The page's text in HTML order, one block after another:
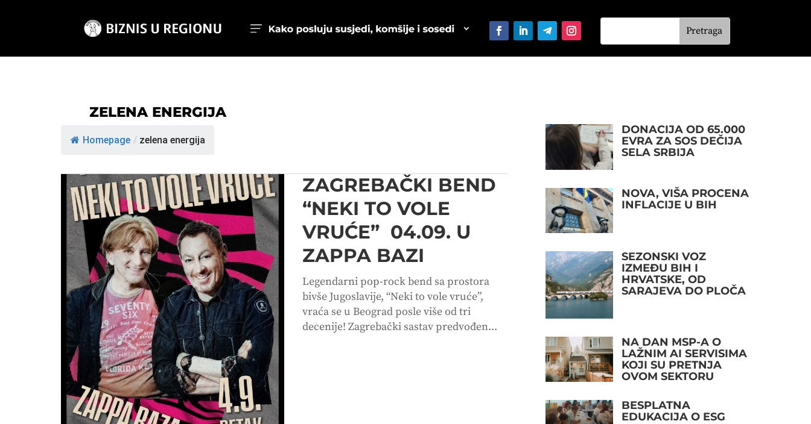
ZELENA ENERGIJA
Homepage / zelena energija
ZAGREBAČKI BEND
“NEKI TO VOLE
VRUĆE” 04.09. U
ZAPPA BAZI
Legendarni pop-rock bend sa prostora
bivše Jugoslavije, “Neki to vole vruće”,
vraća se u Beograd posle više od tri
decenije! Zagrebački sastav predvođen...
DONACIJA OD 65.000
EVRA ZA SOS DEČIJA
SELA SRBIJA
NOVA, VIŠA PROCENA
INFLACIJE U BIH
SEZONSKI VOZ
IZMEĐU BIH I
HRVATSKE, OD
SARAJEVA DO PLOČA
NA DAN MSP-A O
LAŽNIM AI SERVISIMA
KOJI SU PRETNJA
OVOM SEKTORU
BESPLATNA
EDUKACIJA O ESG